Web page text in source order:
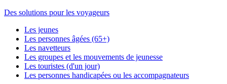
Des solutions pour les voyageurs
Les jeunes
Les personnes âgées (65+)
Les navetteurs
Les groupes et les mouvements de jeunesse
Les touristes (d'un jour)
Les personnes handicapées ou les accompagnateurs